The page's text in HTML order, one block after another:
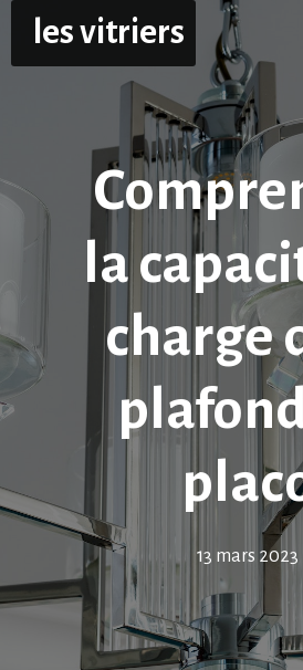
Aller
contenu
les vitriers
la
charge
13 mars 2023